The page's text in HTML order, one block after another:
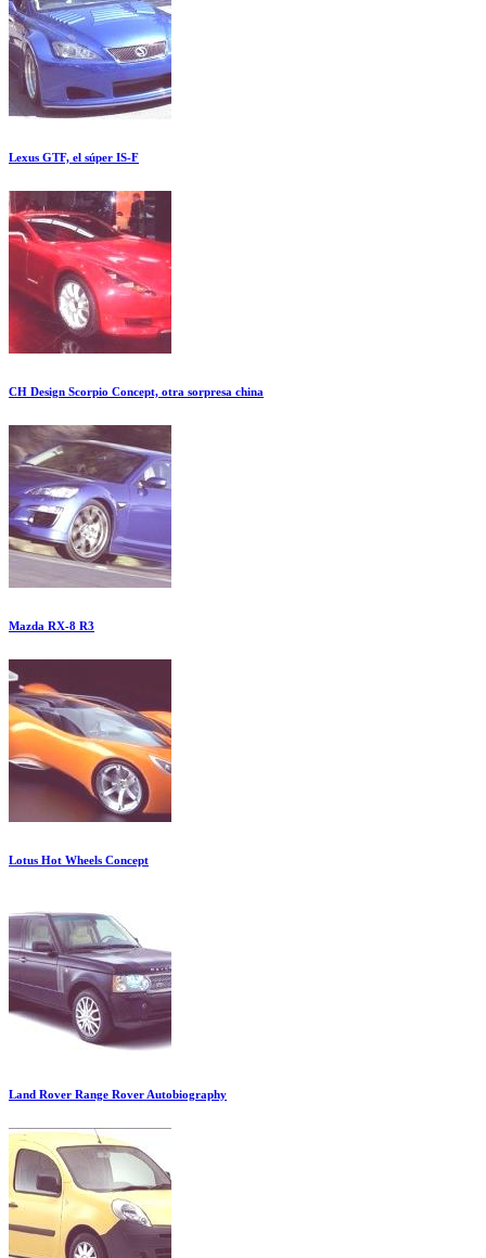
Lexus GTF, el súper IS-F
CH Design Scorpio Concept, otra sorpresa china
Mazda RX-8 R3
Lotus Hot Wheels Concept
Land Rover Range Rover Autobiography